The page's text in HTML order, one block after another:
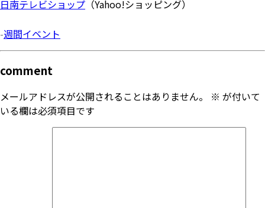
日南テレビショップ （Yahoo!ショッピング）
-週間イベント
comment
メールアドレスが公開されることはありません。 ※ が付いて
いる欄は必須項目です